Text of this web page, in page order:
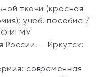
ткани (красная
учеб. пособие /
ИГМУ
России. – Иркутск:
современная